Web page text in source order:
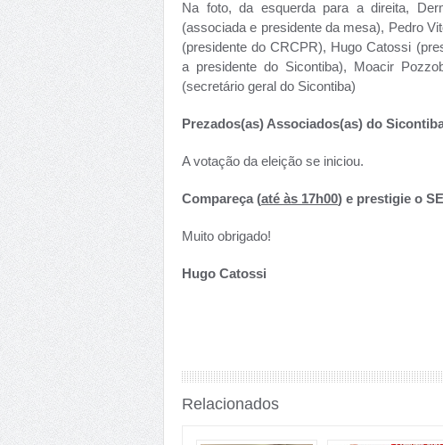
Na foto, da esquerda para a direita,
(associada e presidente da mesa), Pedro
(presidente do CRCPR), Hugo Catossi
a presidente do Sicontiba), Moacir
(secretário geral do Sicontiba)
Prezados(as) Associados(as) do
A votação da eleição se iniciou.
Compareça (até às 17h00) e prestigie o
Muito obrigado!
Hugo Catossi
Relacionados